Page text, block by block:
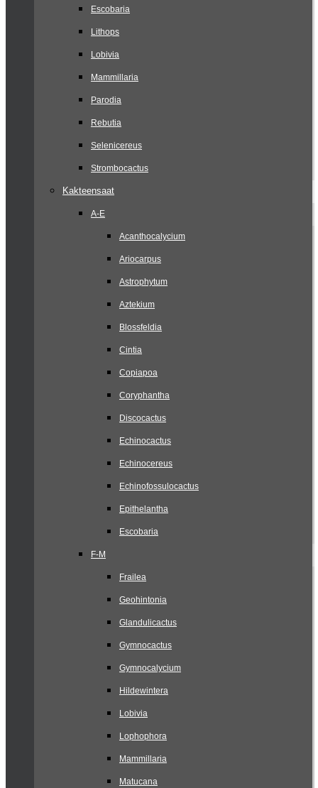
Escobaria
Lithops
Lobivia
Mammillaria
Parodia
Rebutia
Selenicereus
Strombocactus
Kakteensaat
A-E
Acanthocalycium
Ariocarpus
Astrophytum
Aztekium
Blossfeldia
Cintia
Copiapoa
Coryphantha
Discocactus
Echinocactus
Echinocereus
Echinofossulocactus
Epithelantha
Escobaria
F-M
Frailea
Geohintonia
Glandulicactus
Gymnocactus
Gymnocalycium
Hildewintera
Lobivia
Lophophora
Mammillaria
Matucana